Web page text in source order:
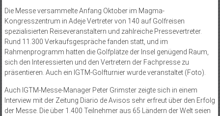
Die Messe versammelte Anfang Oktober im Magma-
Kongresszentrum in Adeje Vertreter von 140 auf Golfreisen
spezialisierten Reiseveranstaltern und zahlreiche Pressevertreter.
Rund 11.300 Verkaufsgespräche fanden statt, und im
Rahmenprogramm hatten die Golfplätze der Insel genügend Raum,
sich den Interessierten und den Vertretern der Fachpresse zu
präsentieren. Auch ein IGTM-Golfturnier wurde veranstaltet (Foto).
Auch IGTM-Messe-Manager Peter Grimster zeigte sich in einem
Interview mit der Zeitung Diario de Avisos sehr erfreut über den Erfolg
der Messe. Die über 1.400 Teilnehmer aus 65 Ländern der Welt seien